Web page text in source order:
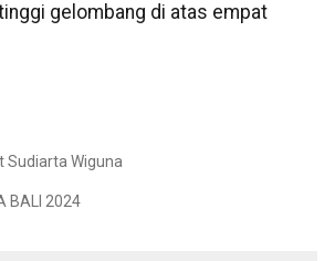
gelombang di atas empat
Sudiarta Wiguna
BALI 2024